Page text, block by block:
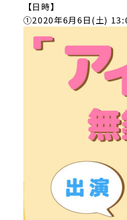
【日時】
①2020年6月6日(土)